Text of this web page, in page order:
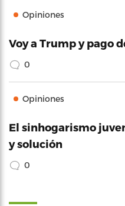
Opiniones
Voy a Trump y pago
0
Opiniones
El sinhogarismo
y solución
0